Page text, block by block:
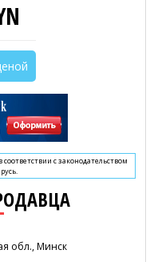
с законодательством
обл., Минск